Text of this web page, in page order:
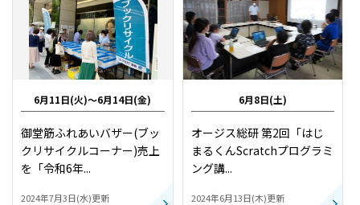
採用情報
プレスリリース
6月11日(火)～6月14日(金)
御堂筋ふれあいバザー(ブッ
クリサイクルコーナー)売上
を「令和6年...
2024年7月3日(水)更新
6月8日(土)
オージス総研 第2回「はじ
まるくんScratchプログラミ
ング講...
2024年6月13日(木)更新